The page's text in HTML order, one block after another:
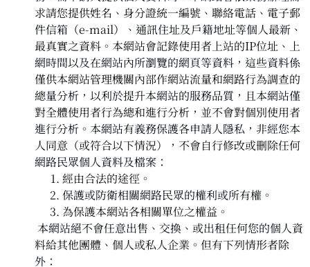
求請您提供姓名、身分證統一編號、聯絡電話、電子郵
件信箱（e-mail）、通訊住址及戶籍地址等個人最新、
最真實之資料。本網站會記錄使用者上站的IP位址、上
網時間以及在網站內所瀏覽的網頁等資料，這些資料係
僅供本網站管理機關內部作網站流量和網路行為調查的
總量分析，以利於提升本網站的服務品質，且本網站僅
對全體使用者行為總和進行分析，並不會對個別使用者
進行分析。本網站有義務保護各申請人隱私，非經您本
人同意（或符合以下情況），不會自行修改或刪除任何
網路民眾個人資料及檔案：
經由合法的途徑。
保護或防衛相關網路民眾的權利或所有權。
為保護本網站各相關單位之權益。
本網站絕不會任意出售、交換、或出租任何您的個人資
料給其他團體、個人或私人企業。但有下列情形者除
外：